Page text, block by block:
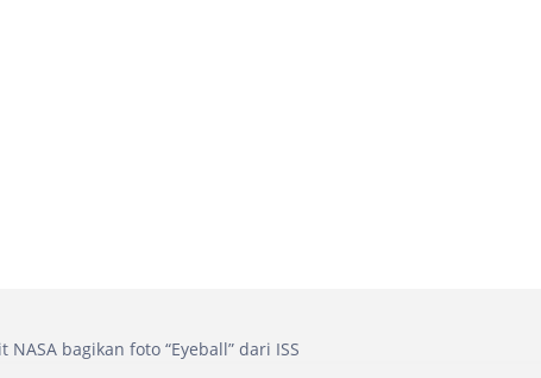
NASA bagikan foto “Eyeball” dari ISS